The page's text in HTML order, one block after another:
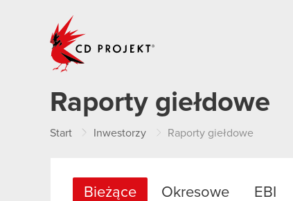
Raporty giełdowe
Start Inwestorzy Raporty giełdowe
Bieżące Okresowe EBI